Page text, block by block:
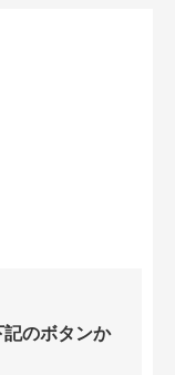
のボタンか